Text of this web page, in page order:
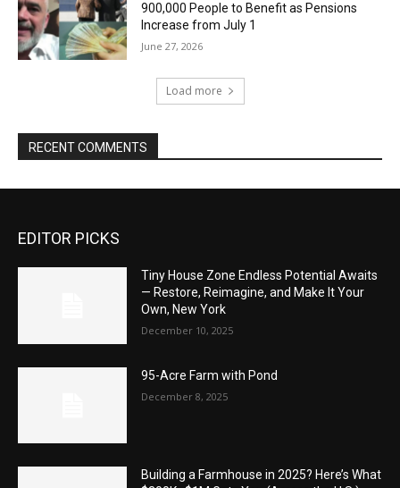
900,000 People to Benefit as Pensions
Increase from July 1
June 27, 2026
Load more
RECENT COMMENTS
EDITOR PICKS
Tiny House Zone Endless Potential Awaits
— Restore, Reimagine, and Make It Your
Own, New York
December 10, 2025
95-Acre Farm with Pond
December 8, 2025
Building a Farmhouse in 2025? Here’s What